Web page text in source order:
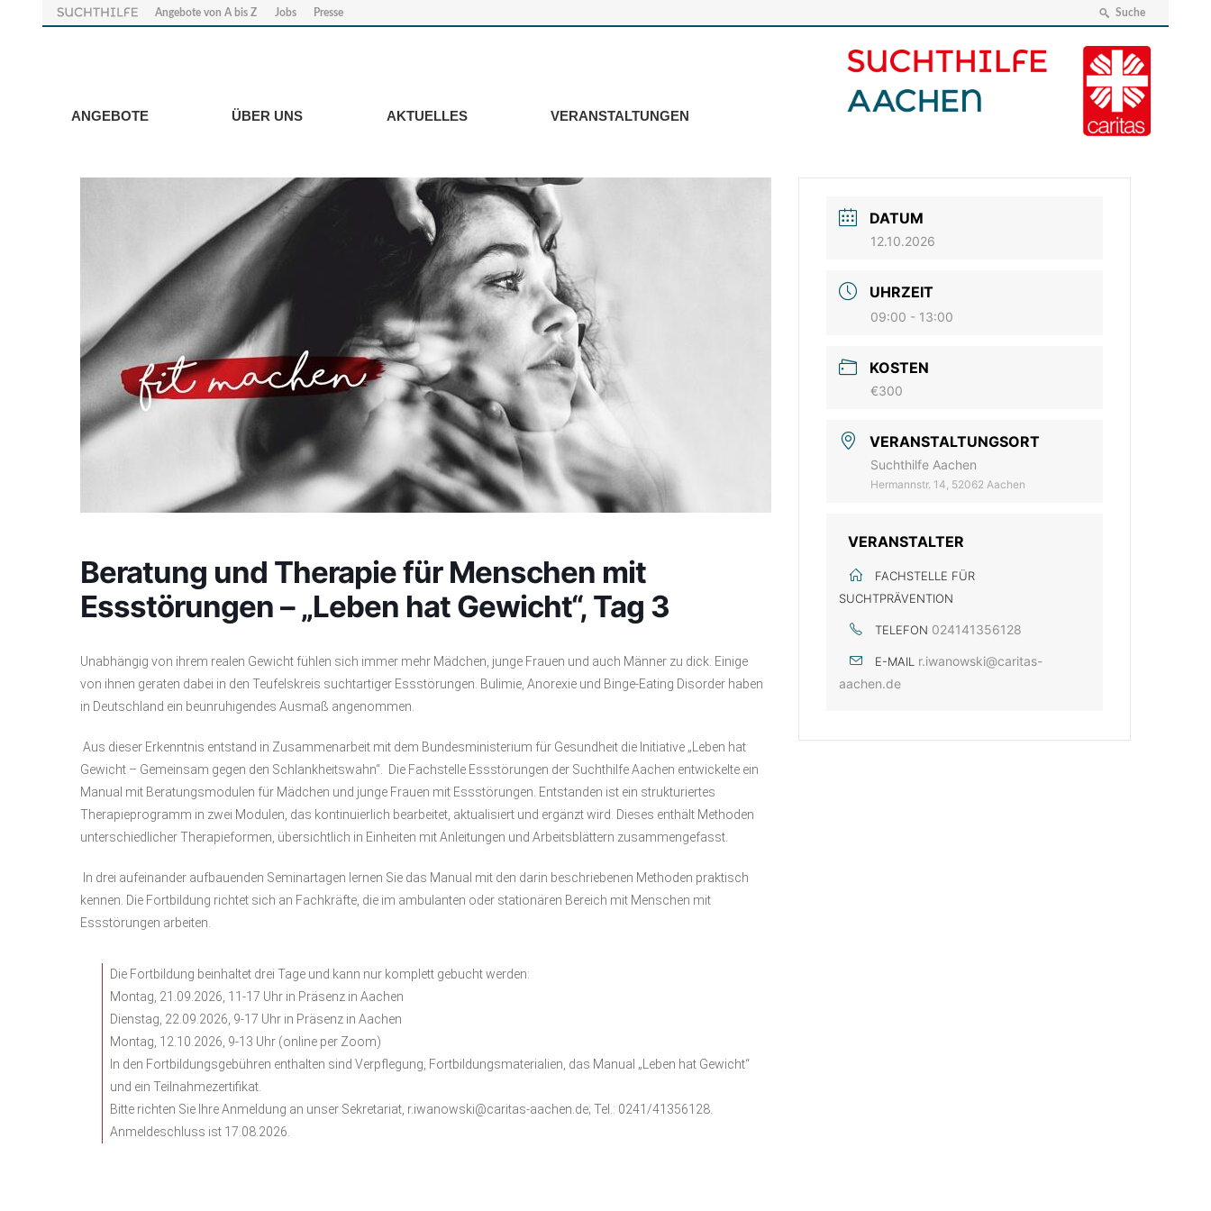
Angebote von A bis Z Jobs Presse Suche
ANGEBOTE ÜBER UNS AKTUELLES VERANSTALTUNGEN
Beratung und Therapie für Menschen mit
Essstörungen – „Leben hat Gewicht“, Tag 3
Unabhängig von ihrem realen Gewicht fühlen sich immer mehr Mädchen, junge Frauen und auch Männer zu dick. Einige
von ihnen geraten dabei in den Teufelskreis suchtartiger Essstörungen. Bulimie, Anorexie und Binge-Eating Disorder haben
in Deutschland ein beunruhigendes Ausmaß angenommen.
Aus dieser Erkenntnis entstand in Zusammenarbeit mit dem Bundesministerium für Gesundheit die Initiative „Leben hat
Gewicht – Gemeinsam gegen den Schlankheitswahn“. Die Fachstelle Essstörungen der Suchthilfe Aachen entwickelte ein
Manual mit Beratungsmodulen für Mädchen und junge Frauen mit Essstörungen. Entstanden ist ein strukturiertes
Therapieprogramm in zwei Modulen, das kontinuierlich bearbeitet, aktualisiert und ergänzt wird. Dieses enthält Methoden
unterschiedlicher Therapieformen, übersichtlich in Einheiten mit Anleitungen und Arbeitsblättern zusammengefasst.
In drei aufeinander aufbauenden Seminartagen lernen Sie das Manual mit den darin beschriebenen Methoden praktisch
kennen. Die Fortbildung richtet sich an Fachkräfte, die im ambulanten oder stationären Bereich mit Menschen mit
Essstörungen arbeiten.
Die Fortbildung beinhaltet drei Tage und kann nur komplett gebucht werden:
Montag, 21.09.2026, 11-17 Uhr in Präsenz in Aachen
Dienstag, 22.09.2026, 9-17 Uhr in Präsenz in Aachen
Montag, 12.10.2026, 9-13 Uhr (online per Zoom)
In den Fortbildungsgebühren enthalten sind Verpflegung, Fortbildungsmaterialien, das Manual „Leben hat Gewicht“
und ein Teilnahmezertifikat.
Bitte richten Sie Ihre Anmeldung an unser Sekretariat, r.iwanowski@caritas-aachen.de; Tel.: 0241/41356128.
Anmeldeschluss ist 17.08.2026.
DATUM
12.10.2026
UHRZEIT
09:00 - 13:00
KOSTEN
€300
VERANSTALTUNGSORT
Suchthilfe Aachen
Hermannstr. 14, 52062 Aachen
VERANSTALTER
FACHSTELLE FÜR
SUCHTPRÄVENTION
TELEFON 024141356128
E-MAIL r.iwanowski@caritas-
aachen.de